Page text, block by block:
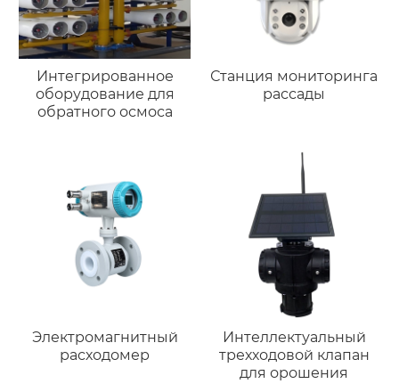
Интегрированное
оборудование для
обратного осмоса
Станция мониторинга
рассады
Электромагнитный
расходомер
Интеллектуальный
трехходовой клапан
для орошения